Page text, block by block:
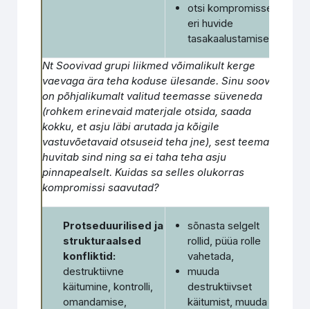
otsi kompromisse
eri huvide
tasakaalustamiseks
Nt Soovivad grupi liikmed võimalikult kerge
vaevaga ära teha koduse ülesande. Sinu soov
on põhjalikumalt valitud teemasse süveneda
(rohkem erinevaid materjale otsida, saada
kokku, et asju läbi arutada ja kõigile
vastuvõetavaid otsuseid teha jne), sest teema
huvitab sind ning sa ei taha teha asju
pinnapealselt. Kuidas sa selles olukorras
kompromissi saavutad?
Protseduurilised ja
strukturaalsed
konfliktid:
destruktiivne
käitumine, kontrolli,
omandamise,
sõnasta selgelt
rollid, püüa rolle
vahetada,
muuda
destruktiivset
käitumist, muuda